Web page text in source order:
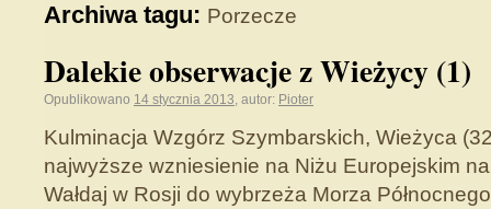
Archiwa tagu: Porzecze
Dalekie obserwacje z Wieżycy (1)
Opublikowano 14 stycznia 2013, autor: Pioter
Kulminacja Wzgórz Szymbarskich, Wieżyca
najwyższe wzniesienie na Niżu Europejskim
Wałdaj w Rosji do wybrzeża Morza